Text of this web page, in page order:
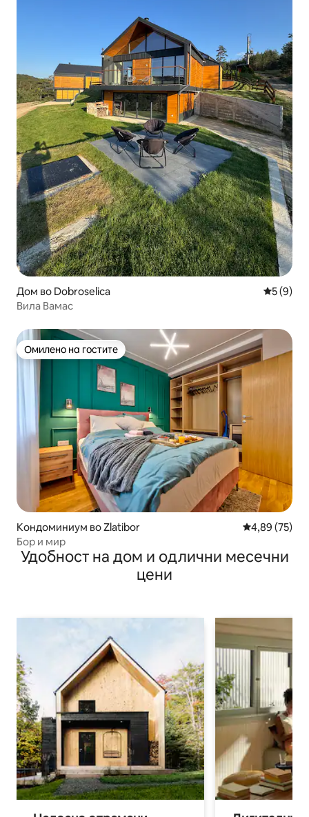
Дом во Dobroselica
5 (9)
Вила Вамас
Омилено на гостите
Омилено на гостите
Кондоминиум во Zlatibor Просечна
4,89 (75)
Бор и мир
Удобност на дом и одлични месечни
цени